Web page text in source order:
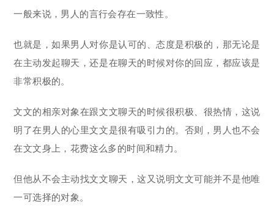
一般来说，男人的言行会存在一致性。
也就是，如果男人对你是认可的、态度是积极的，那无论是
在主动发起聊天，还是在聊天的时候对你的回应，都应该是
非常积极的。
文文的相亲对象在跟文文聊天的时候很积极、很热情，这说
明了在男人的心里文文是很有吸引力的。否则，男人也不会
在文文身上，花费这么多的时间和精力。
但他从不会主动找文文聊天，这又说明文文可能并不是他唯
一可选择的对象。